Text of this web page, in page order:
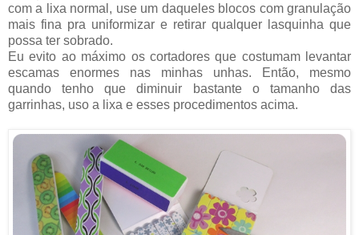
com a lixa normal, use um daqueles blocos com granulação
mais fina pra uniformizar e retirar qualquer lasquinha que
possa ter sobrado.
Eu evito ao máximo os cortadores que costumam levantar
escamas enormes nas minhas unhas. Então, mesmo
quando tenho que diminuir bastante o tamanho das
garrinhas, uso a lixa e esses procedimentos acima.